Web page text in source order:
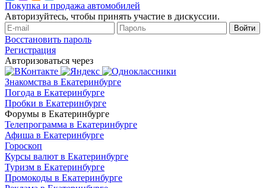
Покупка и продажа автомобилей
Авторизуйтесь, чтобы принять участие в дискуссии.
Войти
Восстановить пароль
Регистрация
Авторизоваться через
Знакомства в Екатеринбурге
Погода в Екатеринбурге
Пробки в Екатеринбурге
Форумы в Екатеринбурге
Телепрограмма в Екатеринбурге
Афиша в Екатеринбурге
Гороскоп
Курсы валют в Екатеринбурге
Туризм в Екатеринбурге
Промокоды в Екатеринбурге